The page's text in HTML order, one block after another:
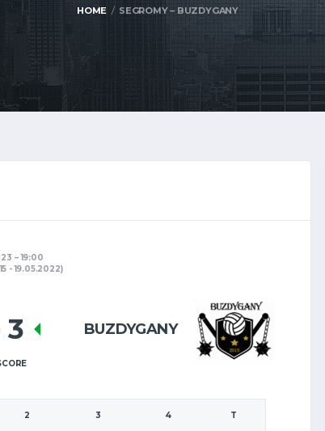
HOME SEGROMY – BUZDYGANY
19:00
- 19.05.2022)
BUZDYGANY
3
2 3 4 T